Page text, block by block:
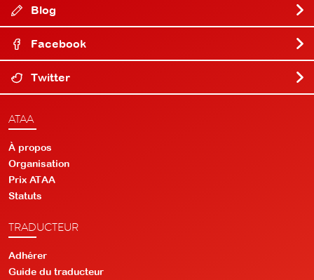
Blog
Facebook
Twitter
ATAA
À propos
Organisation
Prix ATAA
Statuts
TRADUCTEUR
Adhérer
Guide du traducteur